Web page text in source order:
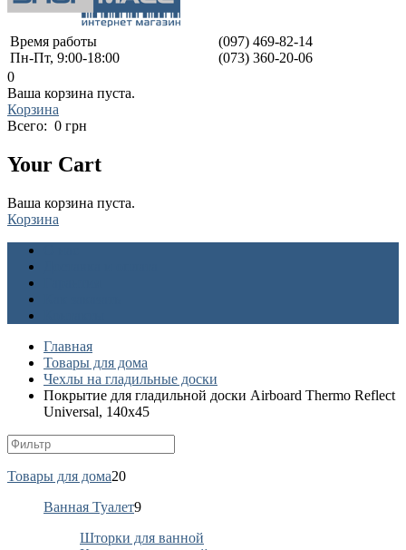
Время работы
Пн-Пт, 9:00-18:00
(097) 469-82-14
(073) 360-20-06
0
Ваша корзина пуста.
Корзина
Всего: 0 грн
Your Cart
Ваша корзина пуста.
Корзина
Главная
Товары для дома
Чехлы на гладильные доски
Покрытие для гладильной доски Airboard Thermo Reflect
Universal, 140х45
Товары для дома20
Ванная Туалет9
Шторки для ванной